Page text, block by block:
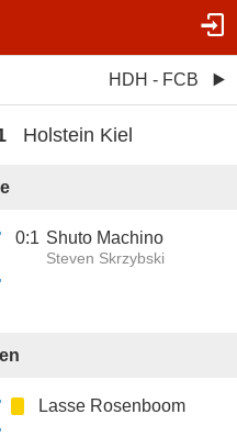
HDH - FCB
Holstein Kiel
0:1 Shuto Machino
Steven Skrzybski
Lasse Rosenboom